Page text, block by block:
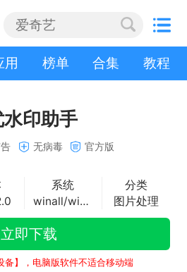
用 榜单 合集 教程
印助手
无病毒 官方版
系统
winall/win7/win10/win11
分类
图片处理
立即下载
】，电脑版软件不适合移动端